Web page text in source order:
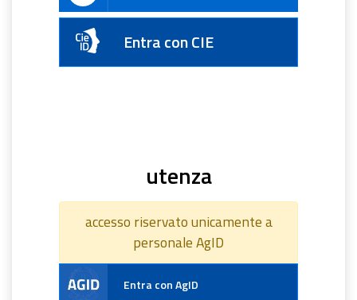
Entra con CIE
utenza
accesso riservato unicamente a
personale AgID
Entra con AgID